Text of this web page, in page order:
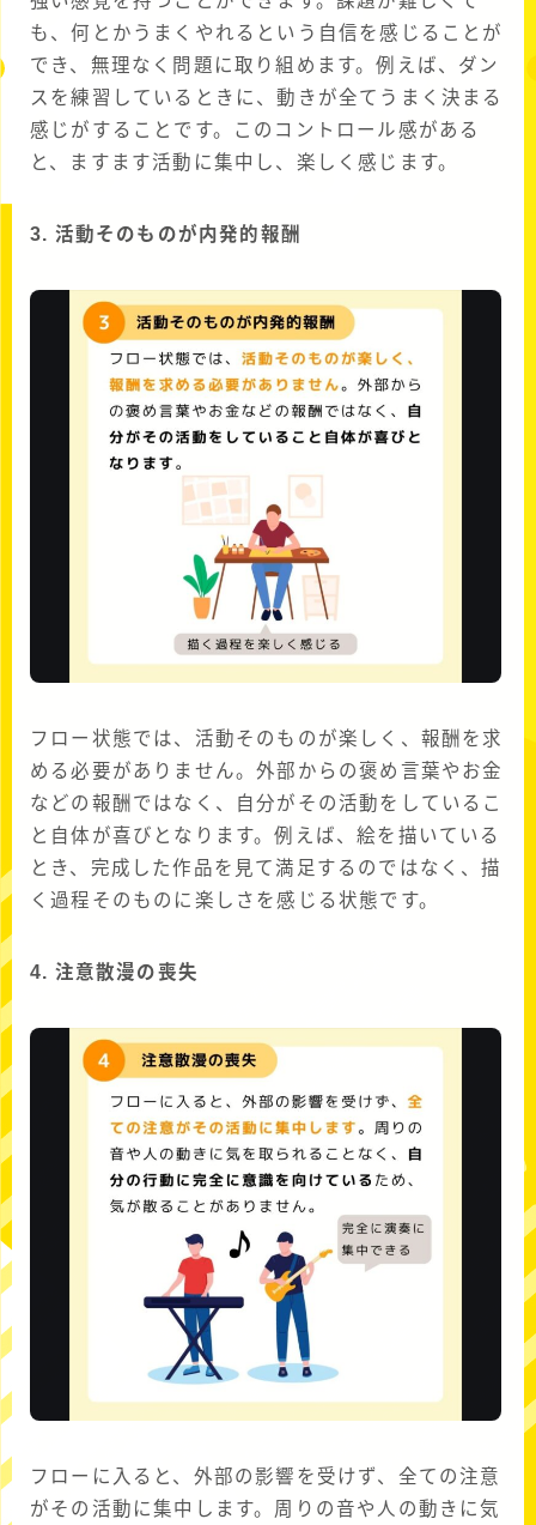
も、何とかうまくやれるという自信を感じることが
でき、無理なく問題に取り組めます。例えば、ダン
スを練習しているときに、動きが全てうまく決まる
感じがすることです。このコントロール感がある
と、ますます活動に集中し、楽しく感じます。
3. 活動そのものが内発的報酬
フロー状態では、活動そのものが楽しく、報酬を求
める必要がありません。外部からの褒め言葉やお金
などの報酬ではなく、自分がその活動をしているこ
と自体が喜びとなります。例えば、絵を描いている
とき、完成した作品を見て満足するのではなく、描
く過程そのものに楽しさを感じる状態です。
4. 注意散漫の喪失
フローに入ると、外部の影響を受けず、全ての注意
がその活動に集中します。周りの音や人の動きに気